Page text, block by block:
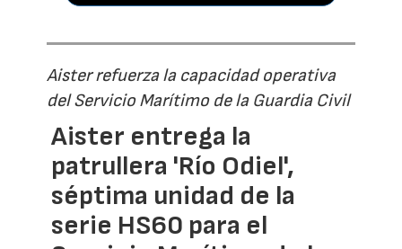
Aister refuerza la capacidad operativa
del Servicio Marítimo de la Guardia Civil
Aister entrega la
patrullera 'Río Odiel',
séptima unidad de la
serie HS60 para el